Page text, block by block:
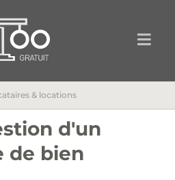
& locations
d'un
de bien